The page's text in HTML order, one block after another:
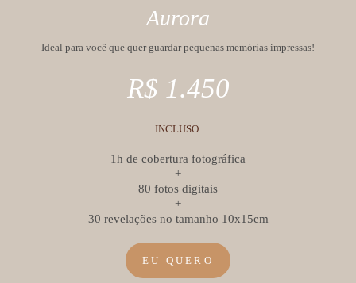
Aurora
Ideal para você que quer guardar pequenas memórias impressas!
R$ 1.450
INCLUSO:
1h de cobertura fotográfica
+
80 fotos digitais
+
30 revelações no tamanho 10x15cm
EU QUERO